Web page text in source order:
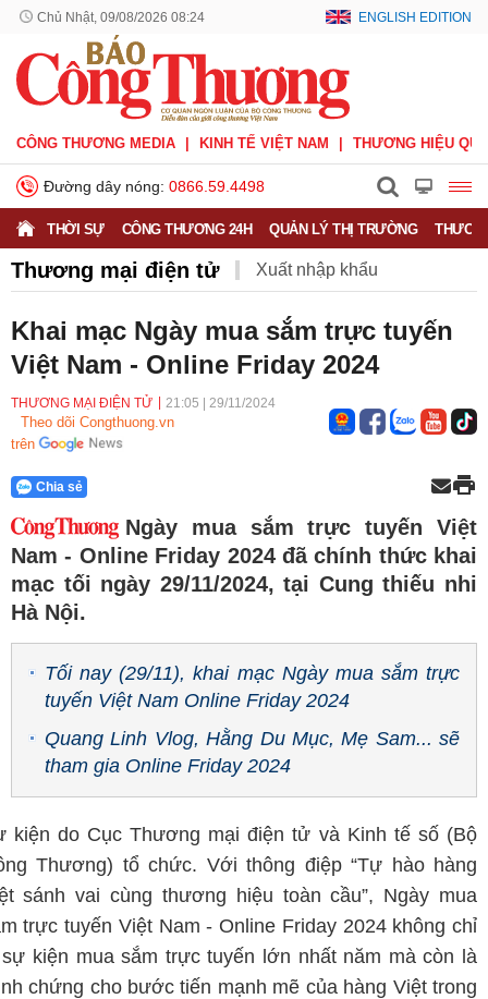
Chủ Nhật, 09/08/2026 08:24 ENGLISH EDITION
CÔNG THƯƠNG MEDIA KINH TẾ VIỆT NAM THƯƠNG HIỆU
Đường dây nóng: 0866.59.4498
THỜI SỰ CÔNG THƯƠNG 24H QUẢN LÝ THỊ TRƯỜNG
Thương mại điện tử Xuất nhập khẩu
Thương hiệu quốc gia
Xuất xứ hàng hóa Xúc tiến thương mại
Thương mại điện tử
Khai mạc Ngày mua sắm trực tuyến
Việt Nam - Online Friday 2024
THƯƠNG MẠI ĐIỆN TỬ 21:05 29/11/2024
Theo dõi Congthuong.vn
trên
Chia sẻ
Ngày mua sắm trực tuyến Việt
Nam - Online Friday 2024 đã chính thức khai
mạc tối ngày 29/11/2024, tại Cung thiếu nhi
Hà Nội.
Tối nay (29/11), khai mạc Ngày mua sắm trực
tuyến Việt Nam Online Friday 2024
Quang Linh Vlog, Hằng Du Mục, Mẹ Sam... sẽ
tham gia Online Friday 2024
kiện do Cục Thương mại điện tử và Kinh tế số (Bộ
Thương) tổ chức. Với thông điệp “Tự hào hàng
sánh vai cùng thương hiệu toàn cầu”, Ngày mua
trực tuyến Việt Nam - Online Friday 2024 không chỉ
kiện mua sắm trực tuyến lớn nhất năm mà còn là
chứng cho bước tiến mạnh mẽ của hàng Việt trong